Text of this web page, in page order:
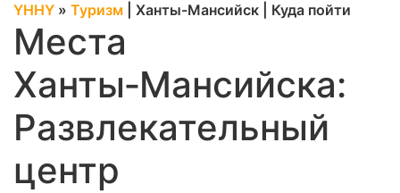
YHHY » Туризм Ханты-Мансийск Куда пойти
Места
Ханты‑Мансийска:
Развлекательный
центр